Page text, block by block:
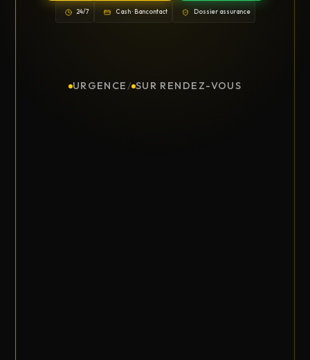
24/7 Cash · Bancontact Dossier assurance
URGENCE / SUR RENDEZ-VOUS